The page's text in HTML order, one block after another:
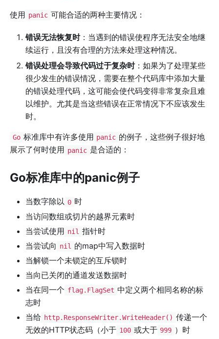
使用 panic 可能合适的两种主要情况：
错误无法恢复时：当遇到的错误使程序无法安全地继
续运行，且没有合理的方法来处理这种情况。
错误处理会导致代码过于复杂时：如果为了处理某些
很少发生的错误情况，需要在整个代码库中添加大量
的错误处理代码，这可能会使代码变得非常复杂且难
以维护。尤其是当这些错误在正常情况下不应该发生
时。
Go 标准库中有许多使用 panic 的例子，这些例子很好地
展示了何时使用 panic 是合适的：
Go标准库中的panic例子
当数字除以 0 时
当访问数组或切片的越界元素时
当尝试使用 nil 指针时
当尝试向 nil
的map中写入数据时
当解锁一个未锁定的互斥锁时
当向已关闭的通道发送数据时
当在同一个 flag.FlagSet 中定义两个相同名称的标
志时
当给 http.ResponseWriter.WriteHeader() 传递一个
无效的HTTP状态码（小于 100 或大于 999 ）时